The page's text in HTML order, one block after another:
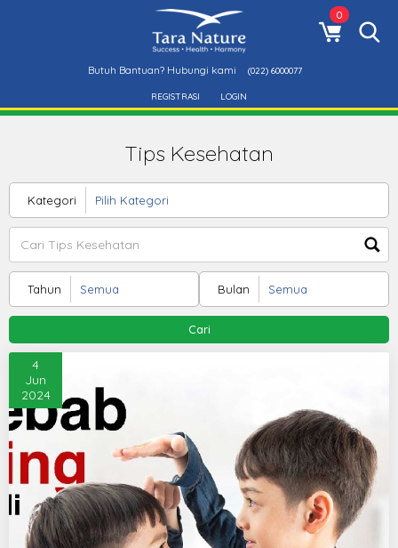
0
Butuh Bantuan? Hubungi kami (022) 6000077
REGISTRASI LOGIN
Tips Kesehatan
Kategori
Bulan
Tahun
Cari
4
Jun
2024